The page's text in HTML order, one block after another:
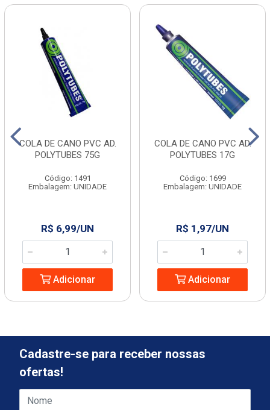
COLA DE CANO PVC AD.
POLYTUBES 75G
Código: 1491
Embalagem: UNIDADE
R$ 6,99/UN
Adicionar
COLA DE CANO PVC AD.
POLYTUBES 17G
Código: 1699
Embalagem: UNIDADE
R$ 1,97/UN
Adicionar
Cadastre-se para receber nossas
ofertas!